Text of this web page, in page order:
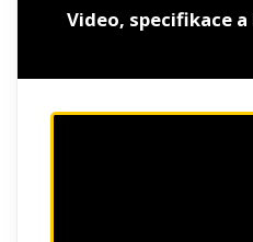
Video, specifikace